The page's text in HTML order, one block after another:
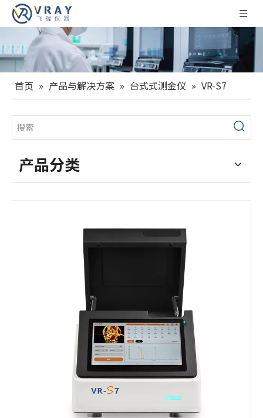
首页 » 产品与解决方案 » 台式式测金仪 » VR-S7
产品分类